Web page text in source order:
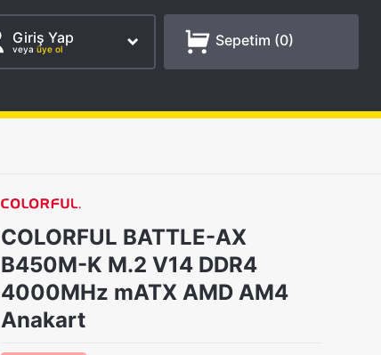
Giriş Yap
veya üye ol Sepetim (0)
COLORFUL BATTLE-AX
B450M-K M.2 V14 DDR4
4000MHz mATX AMD AM4
Anakart